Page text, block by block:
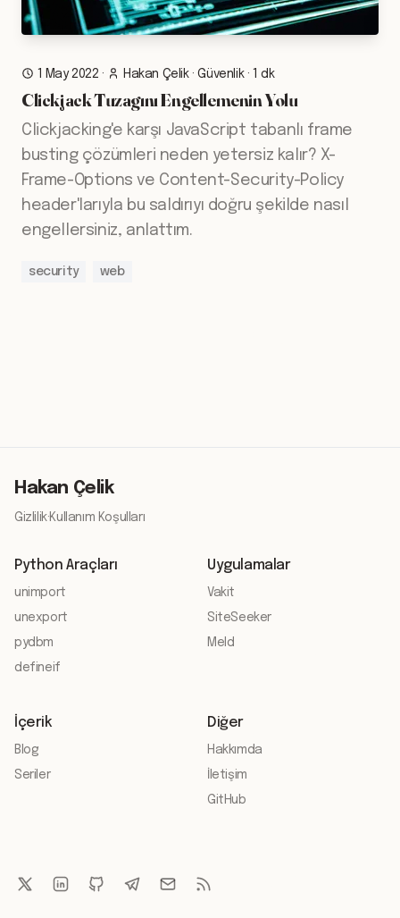
1 May 2022 · Hakan Çelik·Güvenlik · 1 dk
Clickjack Tuzagını Engellemenin Yolu
Clickjacking'e karşı JavaScript tabanlı frame
busting çözümleri neden yetersiz kalır? X-
Frame-Options ve Content-Security-Policy
header'larıyla bu saldırıyı doğru şekilde nasıl
engellersiniz, anlattım.
security web
Hakan Çelik
Gizlilik·Kullanım Koşulları
Python Araçları
unimport
unexport
pydbm
defineif
Uygulamalar
Vakit
SiteSeeker
Meld
İçerik
Blog
Seriler
Diğer
Hakkımda
İletişim
GitHub